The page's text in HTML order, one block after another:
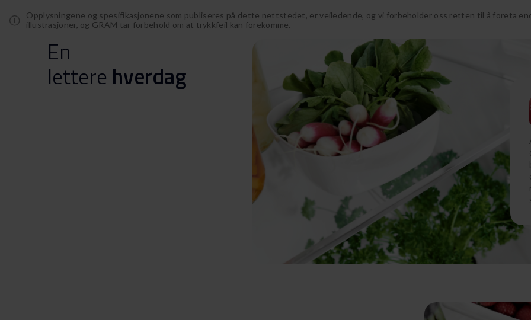
Opplysningene og spesifikasjonene som publiseres på dette nettstedet, er veiledende, og vi forbeholder oss retten til å foreta
illustrasjoner, og GRAM tar forbehold om at trykkfeil kan forekomme.
En
lettere hverdag